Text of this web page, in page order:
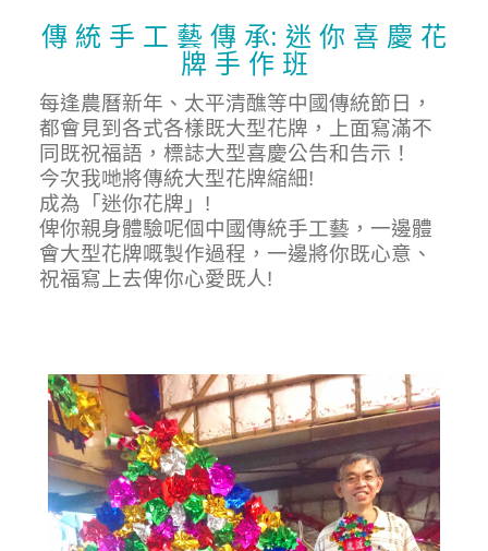
傳 統 手 工 藝 傳 承: 迷 你 喜 慶 花
牌 手 作 班
每逢農曆新年、太平清醮等中國傳統節日，
都會見到各式各樣既大型花牌，上面寫滿不
同既祝福語，標誌大型喜慶公告和告示！
今次我哋將傳統大型花牌縮細!
成為 「 迷你花牌 」 !
俾你親身體驗呢個中國傳統手工藝，一邊體
會大型花牌嘅製作過程，一邊將你既心意、
祝福寫上去俾你心愛既人!